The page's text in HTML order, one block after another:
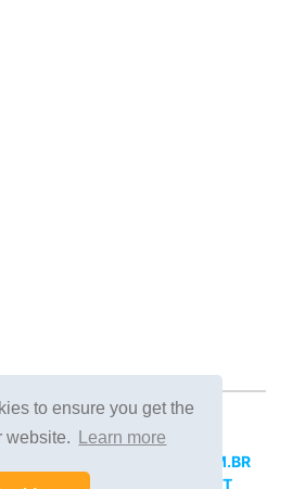
to ensure you get the
website.
Learn more
DOCERO.TIPS
DOCERI.COM.BR
DOCERO.NET